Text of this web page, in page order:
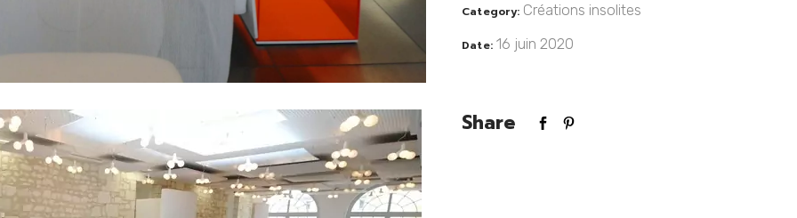
Category: Créations insolites
Date: 16 juin 2020
Share